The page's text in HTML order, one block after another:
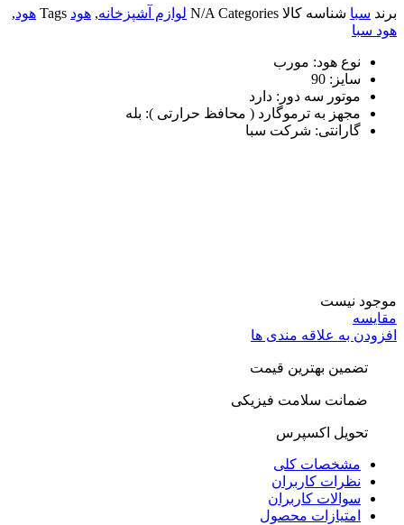
برند سبا شناسه کالا N/ACategories لوازم آشپزخانه, هود Tags هود,
هود سبا
نوع هود: مورب
سایز: 90
موتور سه دور: دارد
مجهز به ترموگارد ( محافظ حرارتی ): بله
گارانتی: شرکت سبا
موجود نیست
مقایسه
افزودن به علاقه مندی ها
تضمین بهترین قیمت
ضمانت سلامت فیزیکی
تحویل اکسپرس
مشخصات کلی
نظرات کاربران
سوالات کاربران
امتیازات محصول